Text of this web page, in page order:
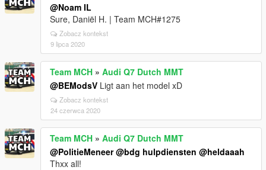
@Noam IL
Sure, Daniël H. | Team MCH#1275
Zobacz kontekst
9 lipca 2020
Team MCH » Audi Q7 Dutch MMT
@BEModsV Ligt aan het model xD
Zobacz kontekst
24 czerwca 2020
Team MCH » Audi Q7 Dutch MMT
@PolitieMeneer @bdg hulpdiensten @heldaaah
Thxx all!